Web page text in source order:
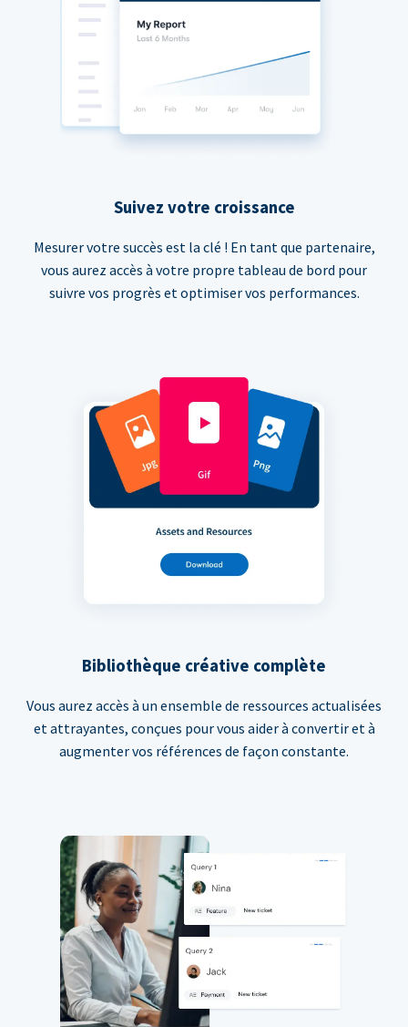
Suivez votre croissance
Mesurer votre succès est la clé ! En tant que partenaire,
vous aurez accès à votre propre tableau de bord pour
suivre vos progrès et optimiser vos performances.
Bibliothèque créative complète
Vous aurez accès à un ensemble de ressources actualisées
et attrayantes, conçues pour vous aider à convertir et à
augmenter vos références de façon constante.